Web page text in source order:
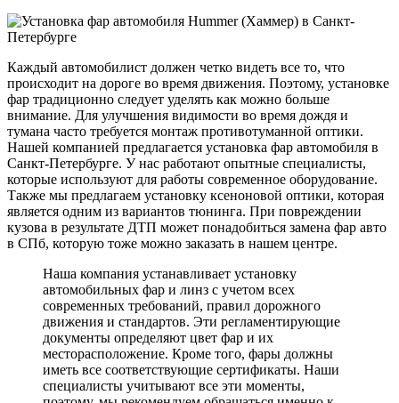
Каждый автомобилист должен четко видеть все то, что
происходит на дороге во время движения. Поэтому, установке
фар традиционно следует уделять как можно больше
внимание. Для улучшения видимости во время дождя и
тумана часто требуется монтаж противотуманной оптики.
Нашей компанией предлагается установка фар автомобиля в
Санкт-Петербурге. У нас работают опытные специалисты,
которые используют для работы современное оборудование.
Также мы предлагаем установку ксеноновой оптики, которая
является одним из вариантов тюнинга. При повреждении
кузова в результате ДТП может понадобиться замена фар авто
в СПб, которую тоже можно заказать в нашем центре.
Наша компания устанавливает установку
автомобильных фар и линз с учетом всех
современных требований, правил дорожного
движения и стандартов. Эти регламентирующие
документы определяют цвет фар и их
месторасположение. Кроме того, фары должны
иметь все соответствующие сертификаты. Наши
специалисты учитывают все эти моменты,